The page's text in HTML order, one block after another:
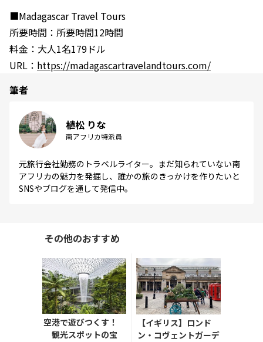
■Madagascar Travel Tours
所要時間：所要時間12時間
料金：大人1名179ドル
URL： https://madagascartravelandtours.com/
筆者
植松 りな
南アフリカ特派員
元旅行会社勤務のトラベルライター。まだ知られていない南
アフリカの魅力を発掘し、誰かの旅のきっかけを作りたいと
SNSやブログを通して発信中。
その他のおすすめ
空港で遊びつくす！
観光スポットの宝
【イギリス】ロンド
ン・コヴェントガーデ